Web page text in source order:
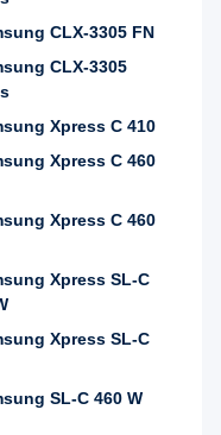
CLX-3305 FN
CLX-3305
Xpress C 410
Xpress C 460
Xpress C 460
Xpress SL-C
Xpress SL-C
SL-C 460 W